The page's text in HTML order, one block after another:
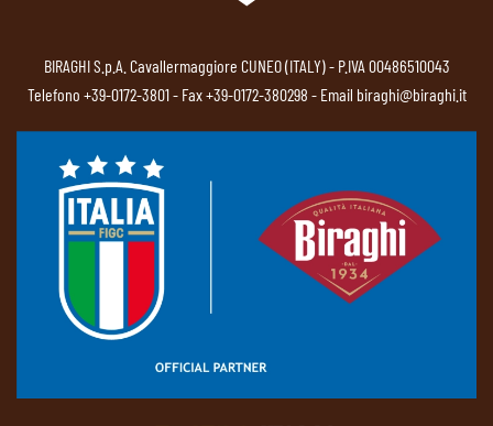
BIRAGHI S.p.A. Cavallermaggiore CUNEO (ITALY) - P.IVA 00486510043
Telefono +39-0172-3801- Fax +39-0172-380298 - Email biraghi@biraghi.it